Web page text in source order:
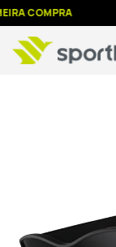
COMPRA